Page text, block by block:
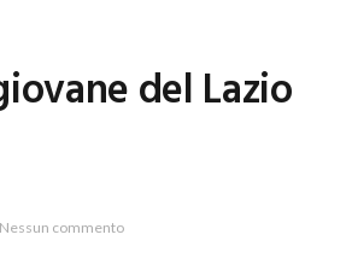
del Lazio
Nessun commento